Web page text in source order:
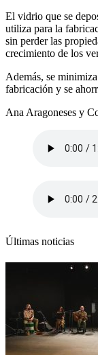
El vidrio que se
utiliza para la
sin perder las
crecimiento de los
Además, se
fabricación y se
Ana Aragoneses y
Últimas noticias